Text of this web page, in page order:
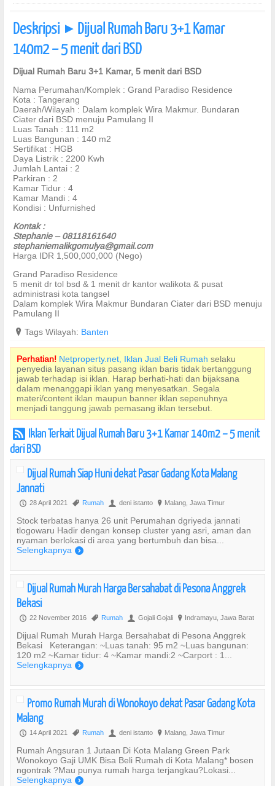
Deskripsi ] Dijual Rumah Baru 3+1 Kamar
140m2 – 5 menit dari BSD
Dijual Rumah Baru 3+1 Kamar, 5 menit dari BSD
Nama Perumahan/Komplek : Grand Paradiso Residence
Kota : Tangerang
Daerah/Wilayah : Dalam komplek Wira Makmur. Bundaran
Ciater dari BSD menuju Pamulang II
Luas Tanah : 111 m2
Luas Bangunan : 140 m2
Sertifikat : HGB
Daya Listrik : 2200 Kwh
Jumlah Lantai : 2
Parkiran : 2
Kamar Tidur : 4
Kamar Mandi : 4
Kondisi : Unfurnished
Kontak :
Stephanie – 08118161640
stephaniemalikgomulya@gmail.com
Harga IDR 1,500,000,000 (Nego)
Grand Paradiso Residence
5 menit dr tol bsd & 1 menit dr kantor walikota & pusat
administrasi kota tangsel
Dalam komplek Wira Makmur Bundaran Ciater dari BSD menuju
Pamulang II
? Tags Wilayah: Banten
Perhatian! Netproperty.net, Iklan Jual Beli Rumah selaku
penyedia layanan situs pasang iklan baris tidak bertanggung
jawab terhadap isi iklan. Harap berhati-hati dan bijaksana
dalam menanggapi iklan yang menyesatkan. Segala
materi/content iklan maupun banner iklan sepenuhnya
menjadi tanggung jawab pemasang iklan tersebut.
r Iklan Terkait Dijual Rumah Baru 3+1 Kamar 140m2 – 5 menit
dari BSD
Dijual Rumah Siap Huni dekat Pasar Gadang Kota Malang
Jannati
P 28 April 2021 , Rumah U deni istanto ? Malang, Jawa Timur
Stock terbatas hanya 26 unit Perumahan dgriyeda jannati
tlogowaru Hadir dengan konsep cluster yang asri, aman dan
nyaman berlokasi di area yang bertumbuh dan bisa...
Selengkapnya )
Dijual Rumah Murah Harga Bersahabat di Pesona Anggrek
Bekasi
P 22 November 2016 , Rumah U Gojali Gojali ? Indramayu, Jawa Barat
Dijual Rumah Murah Harga Bersahabat di Pesona Anggrek
Bekasi Keterangan: ~Luas tanah: 95 m2 ~Luas bangunan:
120 m2 ~Kamar tidur: 4 ~Kamar mandi:2 ~Carport : 1...
Selengkapnya )
Promo Rumah Murah di Wonokoyo dekat Pasar Gadang Kota
Malang
P 14 April 2021 , Rumah U deni istanto ? Malang, Jawa Timur
Rumah Angsuran 1 Jutaan Di Kota Malang Green Park
Wonokoyo Gaji UMK Bisa Beli Rumah di Kota Malang* bosen
ngontrak ?Mau punya rumah harga terjangkau?Lokasi...
Selengkapnya )